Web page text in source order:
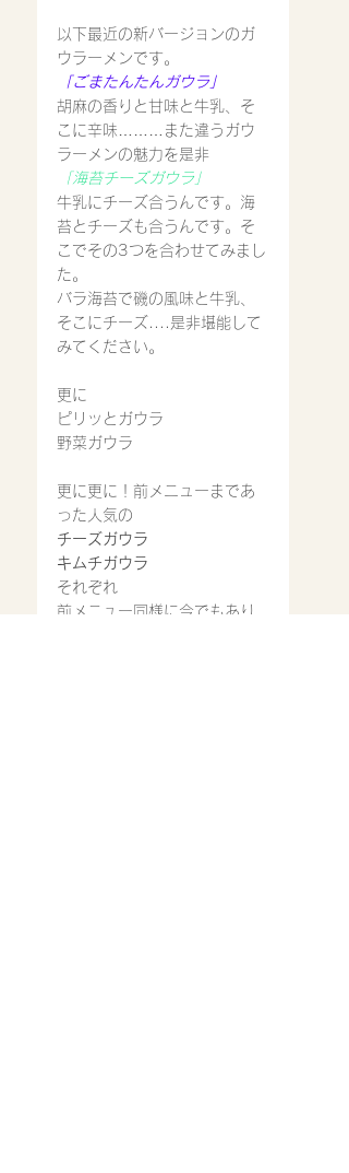
以下最近の新バージョンのガ
ウラーメンです。
「ごまたんたんガウラ」
胡麻の香りと甘味と牛乳、そ
こに辛味………また違うガウ
ラーメンの魅力を是非
「海苔チーズガウラ」
牛乳にチーズ合うんです。海
苔とチーズも合うんです。そ
こでその3つを合わせてみまし
た。
バラ海苔で磯の風味と牛乳、
そこにチーズ....是非堪能して
みてください。
更に
ピリッとガウラ
野菜ガウラ
更に更に！前メニューまであ
った人気の
チーズガウラ
キムチガウラ
それぞれ
前メニュー同様に今でもあり